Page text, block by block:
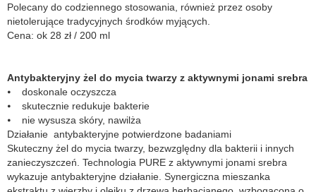
Polecany do codziennego stosowania, również przez osoby
nietolerujące tradycyjnych środków myjących.
Cena: ok 28 zł / 200 ml
Antybakteryjny żel do mycia twarzy z aktywnymi jonami srebra
⦁ doskonale oczyszcza
⦁ skutecznie redukuje bakterie
⦁ nie wysusza skóry, nawilża
Działanie antybakteryjne potwierdzone badaniami
Skuteczny żel do mycia twarzy, bezwzględny dla bakterii i innych
zanieczyszczeń. Technologia PURE z aktywnymi jonami srebra
wykazuje antybakteryjne działanie. Synergiczna mieszanka